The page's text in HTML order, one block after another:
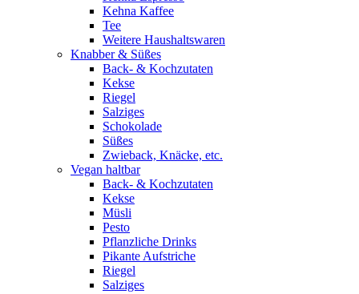
Kehna Kaffee
Tee
Weitere Haushaltswaren
Knabber & Süßes
Back- & Kochzutaten
Kekse
Riegel
Salziges
Schokolade
Süßes
Zwieback, Knäcke, etc.
Vegan haltbar
Back- & Kochzutaten
Kekse
Müsli
Pesto
Pflanzliche Drinks
Pikante Aufstriche
Riegel
Salziges